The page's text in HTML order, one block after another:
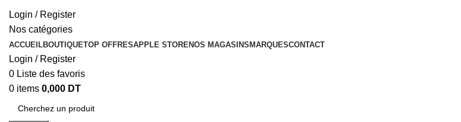
Login / Register
Nos catégories
ACCUEILBOUTIQUETOP OFFRESAPPLE STORENOS MAGASINSMARQUESCONTACT
Login / Register
0 Liste des favoris
0 items 0,000 DT